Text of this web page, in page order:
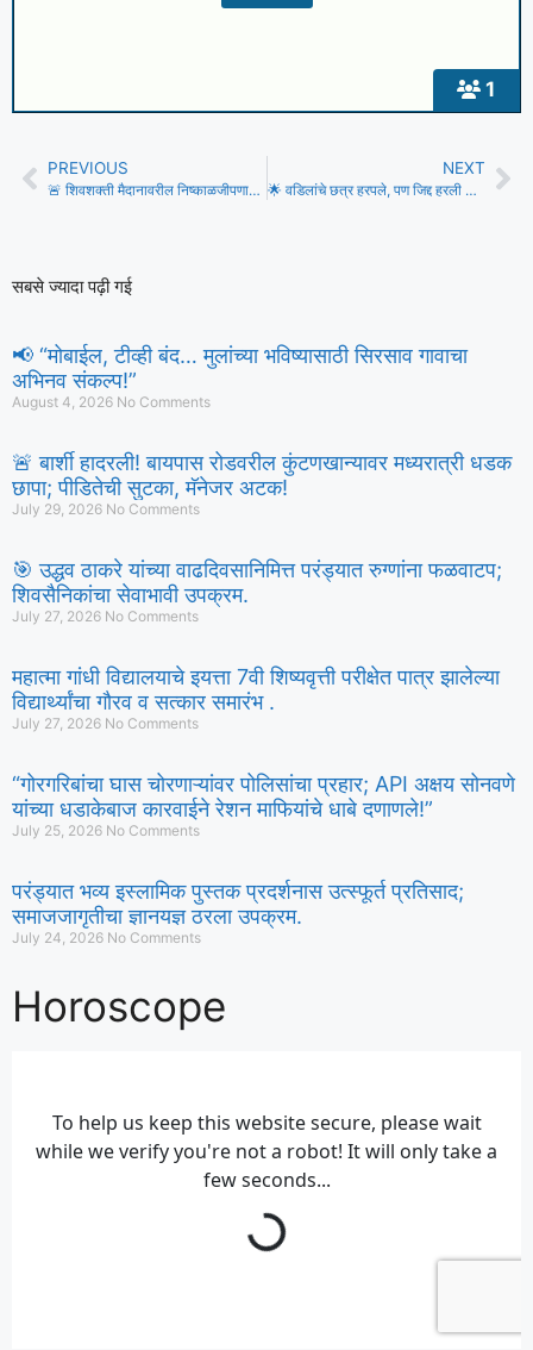
1
PREVIOUS
🚨 शिवशक्ती मैदानावरील निष्काळजीपणाचा बळी? रोलरखाली चिरडून 14 वर्षीय मुलाचा दुर्दैवी मृत्यू
NEXT
🌟 वडिलांचे छत्र हरपले, पण जिद्द हरली नाही!; गौरी घोरपडेची महाराष्ट्र पोलीसमध्ये निवड, आईचे स्वप्न केले साकार.
सबसे ज्यादा पढ़ी गई
📢 “मोबाईल, टीव्ही बंद… मुलांच्या भविष्यासाठी सिरसाव गावाचा
अभिनव संकल्प!”
August 4, 2026 No Comments
🚨 बार्शी हादरली! बायपास रोडवरील कुंटणखान्यावर मध्यरात्री धडक
छापा; पीडितेची सुटका, मॅनेजर अटक!
July 29, 2026 No Comments
🎯 उद्धव ठाकरे यांच्या वाढदिवसानिमित्त परंड्यात रुग्णांना फळवाटप;
शिवसैनिकांचा सेवाभावी उपक्रम.
July 27, 2026 No Comments
महात्मा गांधी विद्यालयाचे इयत्ता 7वी शिष्यवृत्ती परीक्षेत पात्र झालेल्या
विद्यार्थ्यांचा गौरव व सत्कार समारंभ .
July 27, 2026 No Comments
“गोरगरिबांचा घास चोरणाऱ्यांवर पोलिसांचा प्रहार; API अक्षय सोनवणे
यांच्या धडाकेबाज कारवाईने रेशन माफियांचे धाबे दणाणले!”
July 25, 2026 No Comments
परंड्यात भव्य इस्लामिक पुस्तक प्रदर्शनास उत्स्फूर्त प्रतिसाद;
समाजजागृतीचा ज्ञानयज्ञ ठरला उपक्रम.
July 24, 2026 No Comments
Horoscope